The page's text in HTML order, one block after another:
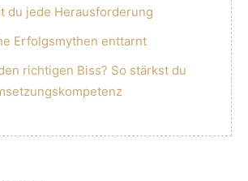
du jede Herausforderung
Erfolgsmythen enttarnt
richtigen Biss? So stärkst du